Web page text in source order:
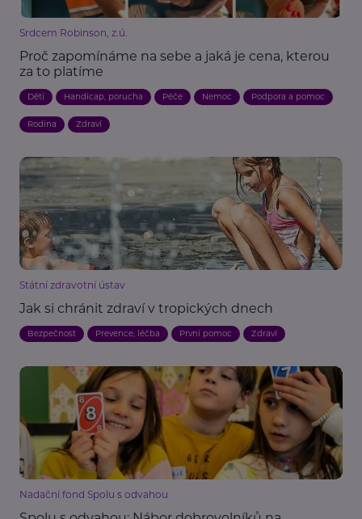
Srdcem Robinson, z.ú.
Proč zapomínáme na sebe a jaká je cena, kterou
za to platíme
Děti Handicap, porucha Péče Nemoc Podpora a pomoc
Rodina Zdraví
Státní zdravotní ústav
Jak si chránit zdraví v tropických dnech
Bezpečnost Prevence, léčba První pomoc Zdraví
Nadační fond Spolu s odvahou